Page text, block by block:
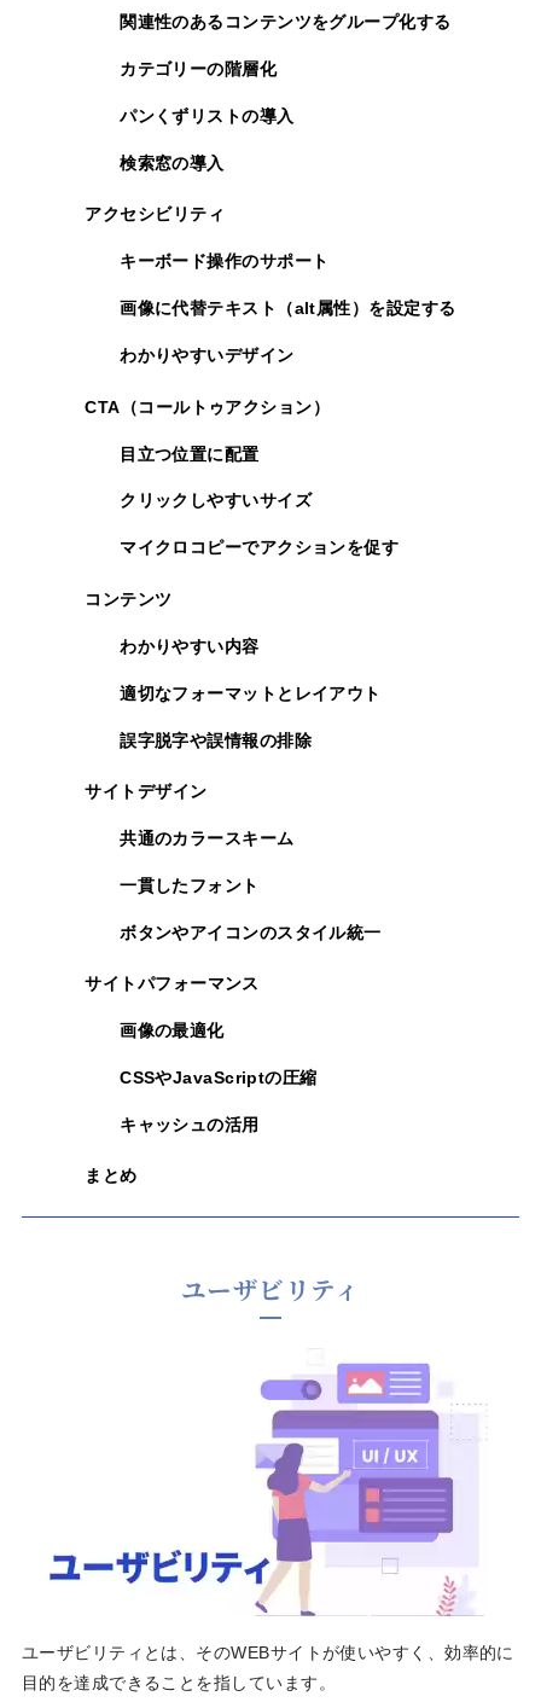
関連性のあるコンテンツをグループ化する
カテゴリーの階層化
パンくずリストの導入
検索窓の導入
アクセシビリティ
キーボード操作のサポート
画像に代替テキスト（alt属性）を設定する
わかりやすいデザイン
CTA（コールトゥアクション）
目立つ位置に配置
クリックしやすいサイズ
マイクロコピーでアクションを促す
コンテンツ
わかりやすい内容
適切なフォーマットとレイアウト
誤字脱字や誤情報の排除
サイトデザイン
共通のカラースキーム
一貫したフォント
ボタンやアイコンのスタイル統一
サイトパフォーマンス
画像の最適化
CSSやJavaScriptの圧縮
キャッシュの活用
まとめ
ユーザビリティ
ユーザビリティとは、そのWEBサイトが使いやすく、効率的に
目的を達成できることを指しています。